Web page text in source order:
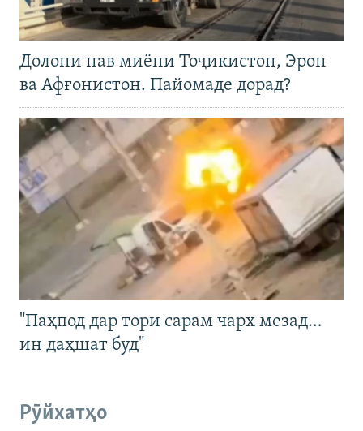
Долони нав миёни Тоҷикистон, Эрон
ва Афғонистон. Пайомаде дорад?
"Паҳпод дар тори сарам чарх мезад…
ин даҳшат буд"
Рӯйхатҳо